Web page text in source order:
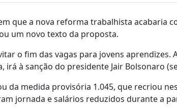
que a nova reforma trabalhista acabaria
um novo texto da proposta.
o fim das vagas para jovens aprendizes.
irá à sanção do presidente Jair Bolsonaro
da medida provisória 1.045, que recriou
jornada e salários reduzidos durante a